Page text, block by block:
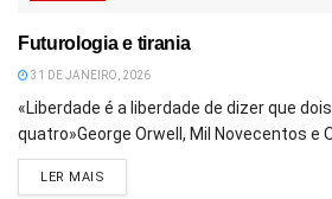
Futurologia e tirania
31 DE JANEIRO, 2026
«Liberdade é a liberdade de dizer que
quatro»George Orwell, Mil Novecentos e
LER MAIS